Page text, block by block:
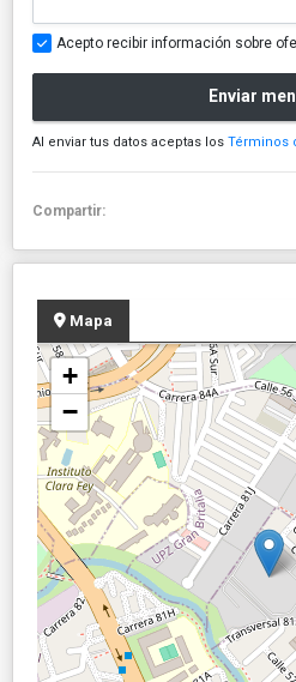
Acepto recibir información sobre
Enviar
Al enviar tus datos aceptas los Términos
Compartir:
Mapa
+
−